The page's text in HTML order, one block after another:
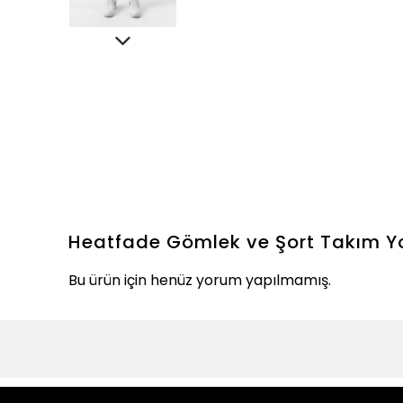
Heatfade Gömlek ve Şort Takım
Bu ürün için henüz yorum yapılmamış.